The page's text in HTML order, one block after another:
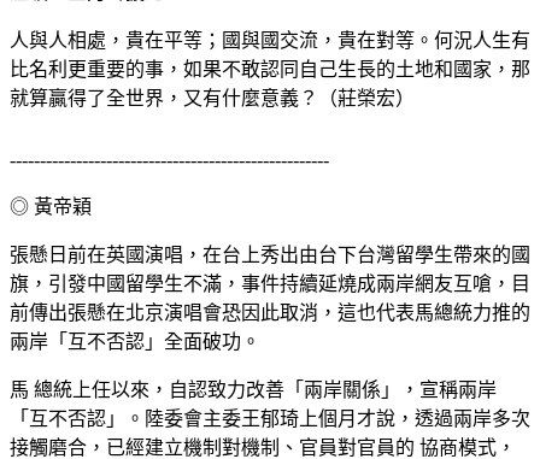
人與人相處，貴在平等；國與國交流，貴在對等。何況人生有
比名利更重要的事，如果不敢認同自己生長的土地和國家，那
就算贏得了全世界，又有什麼意義？（莊榮宏）
-----------------------------------------------------
◎ 黃帝穎
張懸日前在英國演唱，在台上秀出由台下台灣留學生帶來的國
旗，引發中國留學生不滿，事件持續延燒成兩岸網友互嗆，目
前傳出張懸在北京演唱會恐因此取消，這也代表馬總統力推的
兩岸「互不否認」全面破功。
馬 總統上任以來，自認致力改善「兩岸關係」，宣稱兩岸
「互不否認」。陸委會主委王郁琦上個月才說，透過兩岸多次
接觸磨合，已經建立機制對機制、官員對官員的 協商模式，